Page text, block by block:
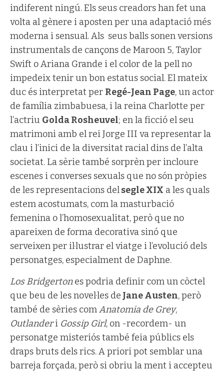
indiferent ningú. Els seus creadors han fet una
volta al gènere i aposten per una adaptació més
moderna i sensual. Als seus balls sonen versions
instrumentals de cançons de Maroon 5, Taylor
Swift o Ariana Grande i el color de la pell no
impedeix tenir un bon estatus social. El mateix
duc és interpretat per Regé-Jean Page, un actor
de família zimbabuesa, i la reina Charlotte per
l’actriu Golda Rosheuvel; en la ficció el seu
matrimoni amb el rei Jorge III va representar la
clau i l’inici de la diversitat racial dins de l’alta
societat. La sèrie també sorprèn per incloure
escenes i converses sexuals que no són pròpies
de les representacions delsegle XIX a les quals
estem acostumats, com la masturbació
femenina o l’homosexualitat, però que no
apareixen de forma decorativa sinó que
serveixen per il·lustrar el viatge i l’evolució dels
personatges, especialment de Daphne.
Los Bridgertones podria definir com un còctel
que beu de les novel·les de Jane Austen, però
també de sèries comAnatomia de Grey,
Outlanderi Gossip Girl, on -recordem- un
personatge misteriós també feia públics els
draps bruts dels rics. A priori pot semblar una
barreja forçada, però si obriu la ment i accepteu